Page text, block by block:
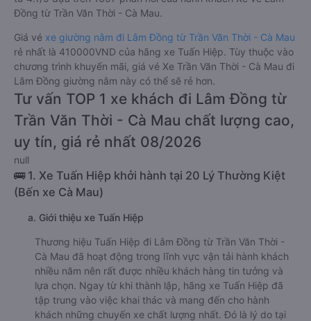
Đồng từ Trần Văn Thời - Cà Mau.
Giá vé xe giường nằm đi Lâm Đồng từ Trần Văn Thời - Cà Mau
rẻ nhất là 410000VND của hãng xe Tuấn Hiệp. Tùy thuộc vào
chương trình khuyến mãi, giá vé Xe Trần Văn Thời - Cà Mau đi
Lâm Đồng giường nằm này có thể sẽ rẻ hơn.
Tư vấn TOP 1 xe khách đi Lâm Đồng từ
Trần Văn Thời - Cà Mau chất lượng cao,
uy tín, giá rẻ nhất 08/2026
null
🚌 1. Xe Tuấn Hiệp khởi hành tại 20 Lý Thường Kiệt
(Bến xe Cà Mau)
a. Giới thiệu xe Tuấn Hiệp
Thương hiệu Tuấn Hiệp đi Lâm Đồng từ Trần Văn Thời -
Cà Mau đã hoạt động trong lĩnh vực vận tải hành khách
nhiều năm nên rất được nhiều khách hàng tin tưởng và
lựa chọn. Ngay từ khi thành lập, hãng xe Tuấn Hiệp đã
tập trung vào việc khai thác và mang đến cho hành
khách những chuyến xe chất lượng nhất. Đó là lý do tại